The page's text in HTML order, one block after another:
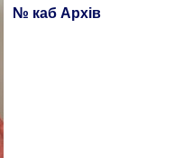
№ каб Архів